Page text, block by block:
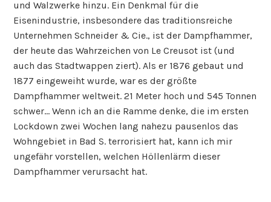
und Walzwerke hinzu. Ein Denkmal für die
Eisenindustrie, insbesondere das traditionsreiche
Unternehmen Schneider & Cie., ist der Dampfhammer,
der heute das Wahrzeichen von Le Creusot ist (und
auch das Stadtwappen ziert). Als er 1876 gebaut und
1877 eingeweiht wurde, war es der größte
Dampfhammer weltweit. 21 Meter hoch und 545 Tonnen
schwer… Wenn ich an die Ramme denke, die im ersten
Lockdown zwei Wochen lang nahezu pausenlos das
Wohngebiet in Bad S. terrorisiert hat, kann ich mir
ungefähr vorstellen, welchen Höllenlärm dieser
Dampfhammer verursacht hat.